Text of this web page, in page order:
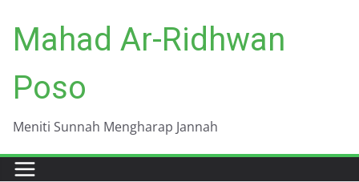
content
Mahad Ar-Ridhwan
Poso
Meniti Sunnah Mengharap Jannah